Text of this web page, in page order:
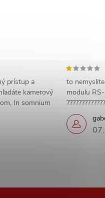
prístup a
kamerový
In somnium
to
modulu